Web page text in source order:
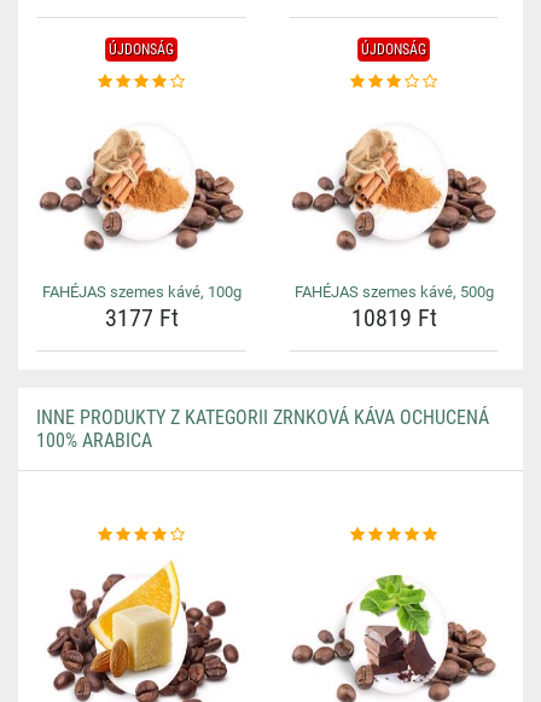
ÚJDONSÁG
FAHÉJAS szemes kávé, 100g
3177 Ft
ÚJDONSÁG
FAHÉJAS szemes kávé, 500g
10819 Ft
INNE PRODUKTY Z KATEGORII ZRNKOVÁ KÁVA OCHUCENÁ
100% ARABICA